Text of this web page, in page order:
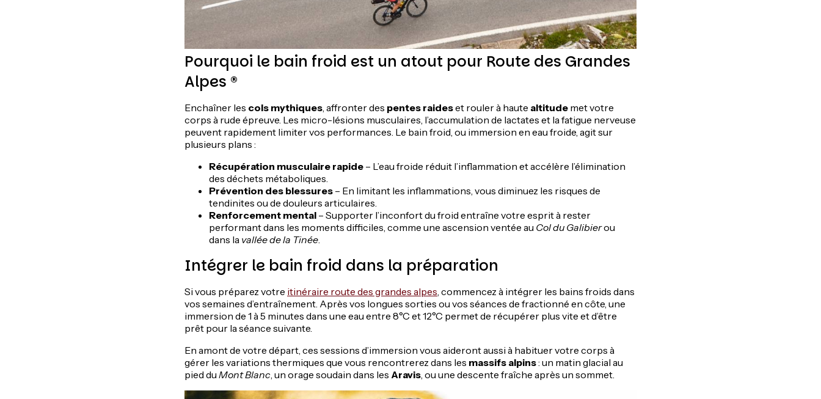
Pourquoi le bain froid est un atout pour Route des Grandes
Alpes ®
Enchaîner les cols mythiques, affronter des pentes raideset rouler à haute altitude met votre
corps à rude épreuve. Les micro-lésions musculaires, l’accumulation de lactates et la fatigue nerveuse
peuvent rapidement limiter vos performances. Le bain froid, ou immersion en eau froide, agit sur
plusieurs plans :
Récupération musculaire rapide – L’eau froide réduit l’inflammation et accélère l’élimination
des déchets métaboliques.
Prévention des blessures – En limitant les inflammations, vous diminuez les risques de
tendinites ou de douleurs articulaires.
Renforcement mental – Supporter l’inconfort du froid entraîne votre esprit à rester
performant dans les moments difficiles, comme une ascension ventée au Col du Galibierou
dans la vallée de la Tinée.
Intégrer le bain froid dans la préparation
Si vous préparez votre itinéraire route des grandes alpes, commencez à intégrer les bains froids dans
vos semaines d’entraînement. Après vos longues sorties ou vos séances de fractionné en côte, une
immersion de 1 à 5 minutes dans une eau entre 8°C et 12°C permet de récupérer plus vite et d’être
prêt pour la séance suivante.
En amont de votre départ, ces sessions d’immersion vous aideront aussi à habituer votre corps à
gérer les variations thermiques que vous rencontrerez dans les massifs alpins: un matin glacial au
pied du Mont Blanc, un orage soudain dans les Aravis, ou une descente fraîche après un sommet.